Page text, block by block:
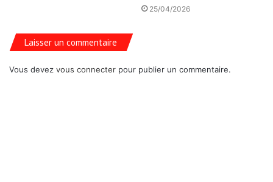
25/04/2026
Laisser un commentaire
Vous devez vous connecter pour publier un commentaire.